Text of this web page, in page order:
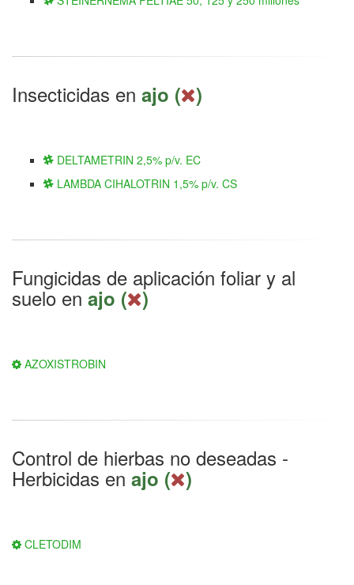
Insecticidas en ajo ( )
DELTAMETRIN 2,5% p/v. EC
LAMBDA CIHALOTRIN 1,5% p/v. CS
Fungicidas de aplicación foliar y al
suelo en ajo ( )
AZOXISTROBIN
Control de hierbas no deseadas -
Herbicidas en ajo ( )
CLETODIM